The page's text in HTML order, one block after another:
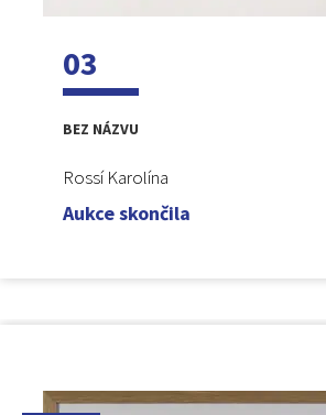
03
BEZ NÁZVU
Rossí Karolína
Aukce skončila